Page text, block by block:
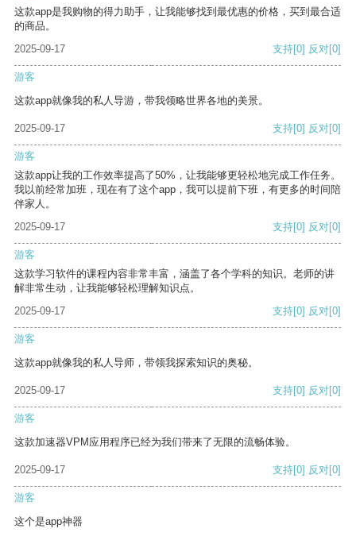
这款app是我购物的得力助手，让我能够找到最优惠的价格，买到最合适
的商品。
2025-09-17
支持[0] 反对[0]
游客
这款app就像我的私人导游，带我领略世界各地的美景。
2025-09-17 支持[0] 反对[0]
游客
这款app让我的工作效率提高了50%，让我能够更轻松地完成工作任务。
我以前经常加班，现在有了这个app，我可以提前下班，有更多的时间陪
伴家人。
2025-09-17
支持[0] 反对[0]
游客
这款学习软件的课程内容非常丰富，涵盖了各个学科的知识。老师的讲
解非常生动，让我能够轻松理解知识点。
2025-09-17
支持[0] 反对[0]
游客
这款app就像我的私人导师，带领我探索知识的奥秘。
2025-09-17 支持[0] 反对[0]
游客
这款加速器VPM应用程序已经为我们带来了无限的流畅体验。
2025-09-17 支持[0] 反对[0]
游客
这个是app神器